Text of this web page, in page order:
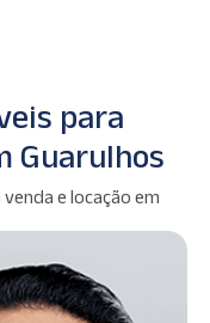
para
Guarulhos
e locação em
imóveis